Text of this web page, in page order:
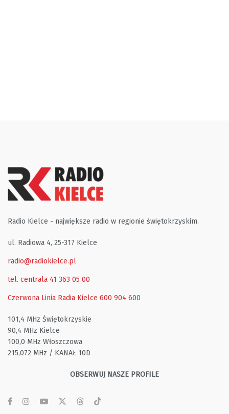
Radio Kielce - największe radio w regionie świętokrzyskim.
ul. Radiowa 4, 25-317 Kielce
radio@radiokielce.pl
tel. centrala 41 363 05 00
Czerwona Linia Radia Kielce 600 904 600
101,4 MHz Świętokrzyskie
90,4 MHz Kielce
100,0 MHz Włoszczowa
215,072 MHz / KANAŁ 10D
OBSERWUJ NASZE PROFILE